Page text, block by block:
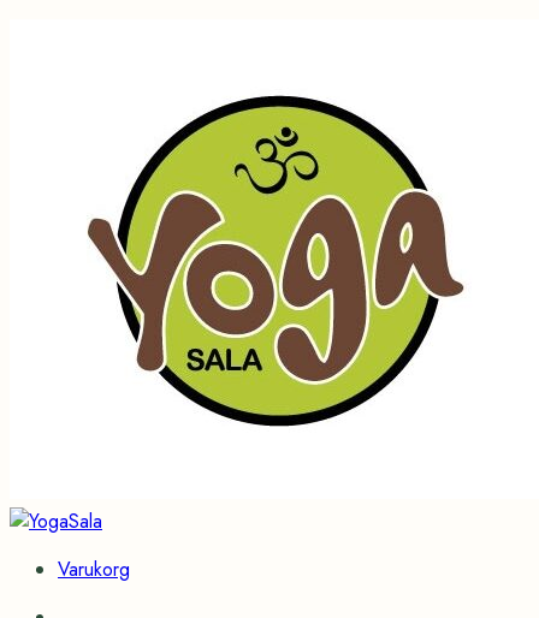
YogaSala
Varukorg